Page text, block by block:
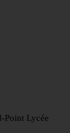
Point Lycée